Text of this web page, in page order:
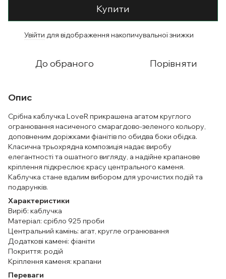
Купити
Увійти для відображення накопичувальної знижки
До обраного Порівняти
Опис
Срібна каблучка LoveR прикрашена агатом круглого
огранювання насиченого смарагдово-зеленого кольору,
доповненим доріжками фіанітів по обидва боки обідка.
Класична трьохрядна композиція надає виробу
елегантності та ошатного вигляду, а надійне крапанове
кріплення підкреслює красу центрального каменя.
Каблучка стане вдалим вибором для урочистих подій та
подарунків.
Характеристики
Виріб: каблучка
Матеріал: срібло 925 проби
Центральний камінь: агат, кругле огранювання
Додаткові камені: фіаніти
Покриття: родій
Кріплення каменя: крапани
Переваги